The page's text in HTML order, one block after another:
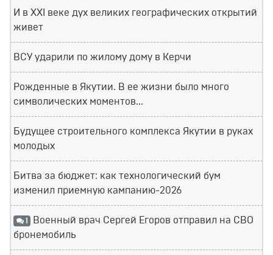
И в XXI веке дух великих географических открытий
живет
ВСУ ударили по жилому дому в Керчи
Рожденные в Якутии. В ее жизни было много
символических моментов...
Будущее строительного комплекса Якутии в руках
молодых
Битва за бюджет: как технологический бум
изменил приемную кампанию-2026
1 Военный врач Сергей Егоров отправил на СВО
бронемобиль